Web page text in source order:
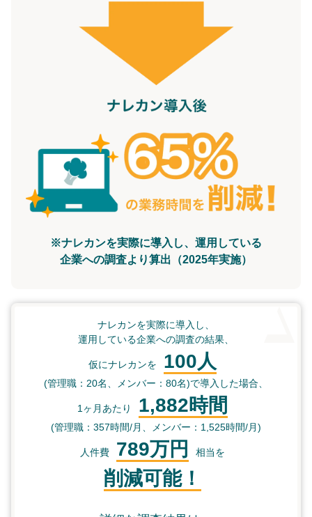
※ナレカンを実際に導入し、運用している
企業への調査より算出（2025年実施）
ナレカンを実際に導入し、
運用している企業への調査の結果、
仮にナレカンを 100人
(管理職：20名、メンバー：80名)で導入した場合、
1ヶ月あたり 1,882時間
(管理職：357時間/月、メンバー：1,525時間/月)
人件費 789万円 相当を
削減可能！